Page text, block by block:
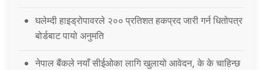
घलेम्दी हाइड्रोपावरले २०० प्रतिशत हकप्रद जारी गर्न धितोपत्र
बोर्डबाट पायो अनुमति
नेपाल बैंकले नयाँ सीईओका लागि खुलायो आवेदन, के के चाहिन्छ